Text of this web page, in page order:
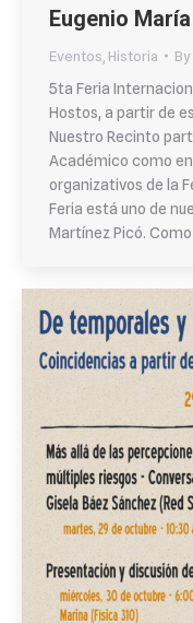
Eugenio
Eventos Historia By
5ta Feria
Hostos, a partir de
Nuestro Recinto
Académico como
organizativos de la
Feria está uno de
Martínez Picó.